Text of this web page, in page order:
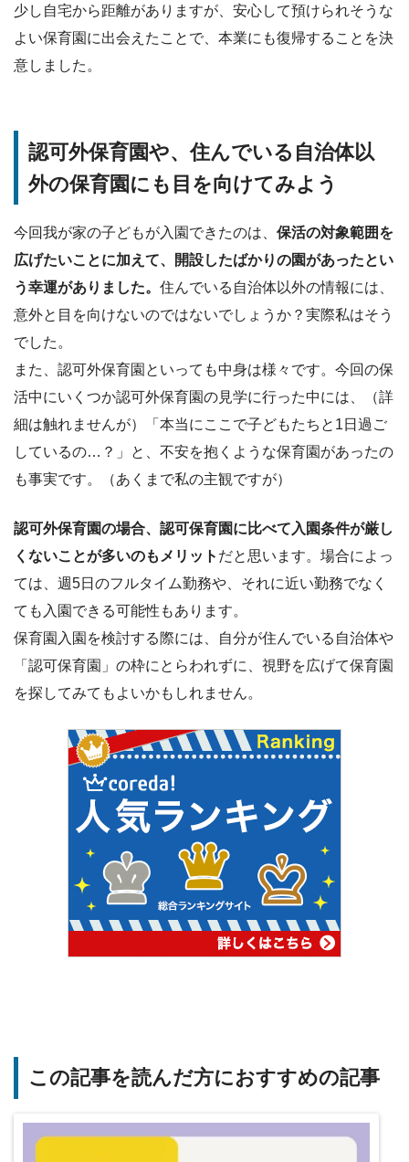
少し自宅から距離がありますが、安心して預けられそうな
よい保育園に出会えたことで、本業にも復帰することを決
意しました。
認可外保育園や、住んでいる自治体以
外の保育園にも目を向けてみよう
今回我が家の子どもが入園できたのは、 保活の対象範囲を
広げたいことに加えて、開設したばかりの園があったとい
う幸運がありました。 住んでいる自治体以外の情報には、
意外と目を向けないのではないでしょうか？実際私はそう
でした。
また、認可外保育園といっても中身は様々です。今回の保
活中にいくつか認可外保育園の見学に行った中には、（詳
細は触れませんが）「本当にここで子どもたちと1日過ご
しているの…？」と、不安を抱くような保育園があったの
も事実です。（あくまで私の主観ですが）
認可外保育園の場合、認可保育園に比べて入園条件が厳し
くないことが多いのもメリット だと思います。場合によっ
ては、週5日のフルタイム勤務や、それに近い勤務でなく
ても入園できる可能性もあります。
保育園入園を検討する際には、自分が住んでいる自治体や
「認可保育園」の枠にとらわれずに、視野を広げて保育園
を探してみてもよいかもしれません。
この記事を読んだ方におすすめの記事